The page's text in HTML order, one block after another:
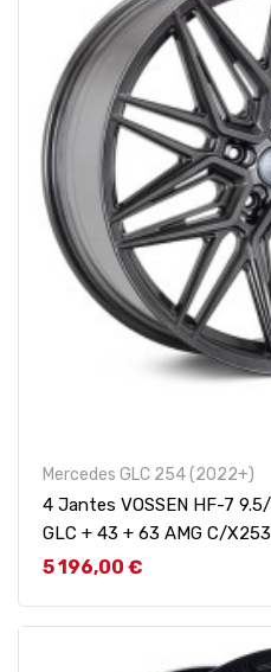
Mercedes GLC 254 (2022+)
4 Jantes VOSSEN HF-7
GLC + 43 + 63 AMG C/
Prix
5 196,00 €